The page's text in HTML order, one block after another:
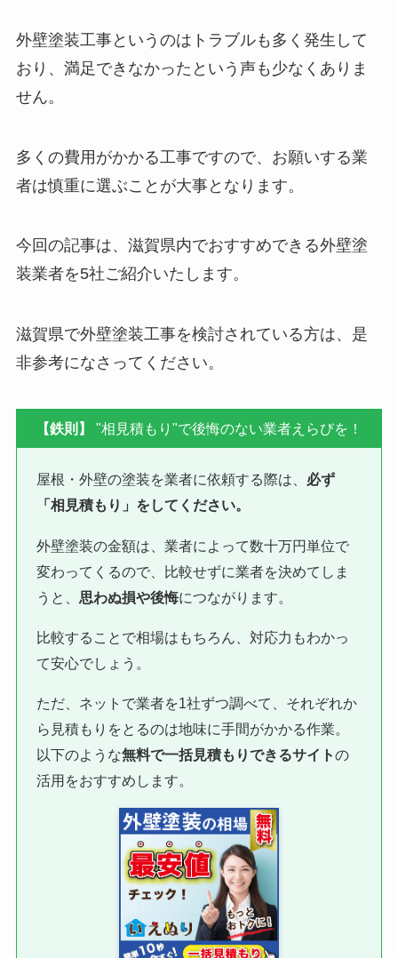
外壁塗装工事というのはトラブルも多く発生して
おり、満足できなかったという声も少なくありま
せん。
多くの費用がかかる工事ですので、お願いする業
者は慎重に選ぶことが大事となります。
今回の記事は、滋賀県内でおすすめできる外壁塗
装業者を5社ご紹介いたします。
滋賀県で外壁塗装工事を検討されている方は、是
非参考になさってください。
【鉄則】 "相見積もり"で後悔のない業者えらびを！
屋根・外壁の塗装を業者に依頼する際は、 必ず
「相見積もり」をしてください。
外壁塗装の金額は、業者によって数十万円単位で
変わってくるので、比較せずに業者を決めてしま
うと、 思わぬ損や後悔につながります。
比較することで相場はもちろん、対応力もわかっ
て安心でしょう。
ただ、ネットで業者を1社ずつ調べて、それぞれか
ら見積もりをとるのは地味に手間がかかる作業。
以下のような無料で一括見積もりできるサイトの
活用をおすすめします。